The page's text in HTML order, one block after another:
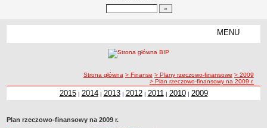
MENU
Podstawa prawna funkcjonowania
Kodeks Etyki
Struktura organizacyjna
ścieżka nawigacji
Strona główna > Finanse > Plany rzeczowo-finansowe > 2009
> Plan rzeczowo-finansowy na 2009 r.
2015| 2014| 2013| 2012| 2011 | 2010| 2009
Plan rzeczowo-finansowy na 2009 r.